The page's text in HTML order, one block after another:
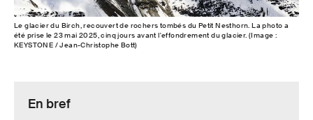
Le glacier du Birch, recouvert de rochers tombés du Petit Nesthorn. La photo a
été prise le 23 mai 2025, cinq jours avant l'effondrement du glacier. (Image :
KEYSTONE / Jean-Christophe Bott)
En bref